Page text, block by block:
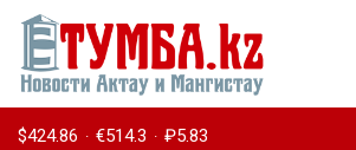
$424.86 · €514.3 · ₽5.83